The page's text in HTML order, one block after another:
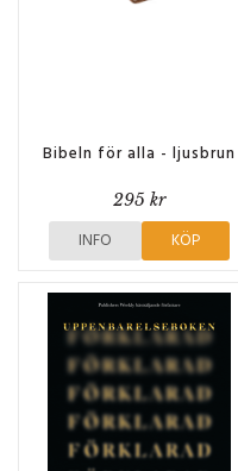
Bibeln för alla - ljusbrun
295 kr
INFO KÖP